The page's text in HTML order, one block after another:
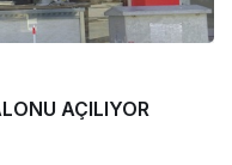
AÇILIYOR